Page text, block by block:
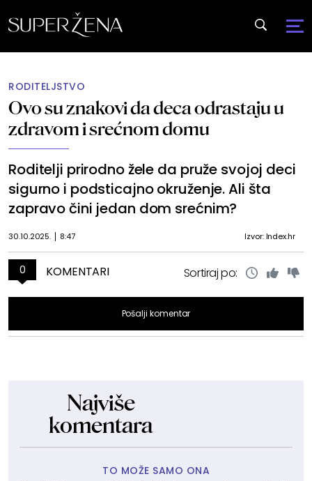
RODITELJSTVO
Ovo su znakovi da deca odrastaju u
zdravom i srećnom domu
Roditelji prirodno žele da pruže svojoj deci
sigurno i podsticajno okruženje. Ali šta
zapravo čini jedan dom srećnim?
30.10.2025. 8:47 Izvor: Index.hr
0 KOMENTARI Sortiraj po:
Pošalji komentar
Najviše
komentara
TO MOŽE SAMO ONA